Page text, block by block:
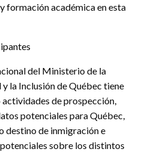
formación académica en esta
del Ministerio de la
la Inclusión de Québec tiene
de prospección,
potenciales para Québec,
destino de inmigración e
sobre los distintos